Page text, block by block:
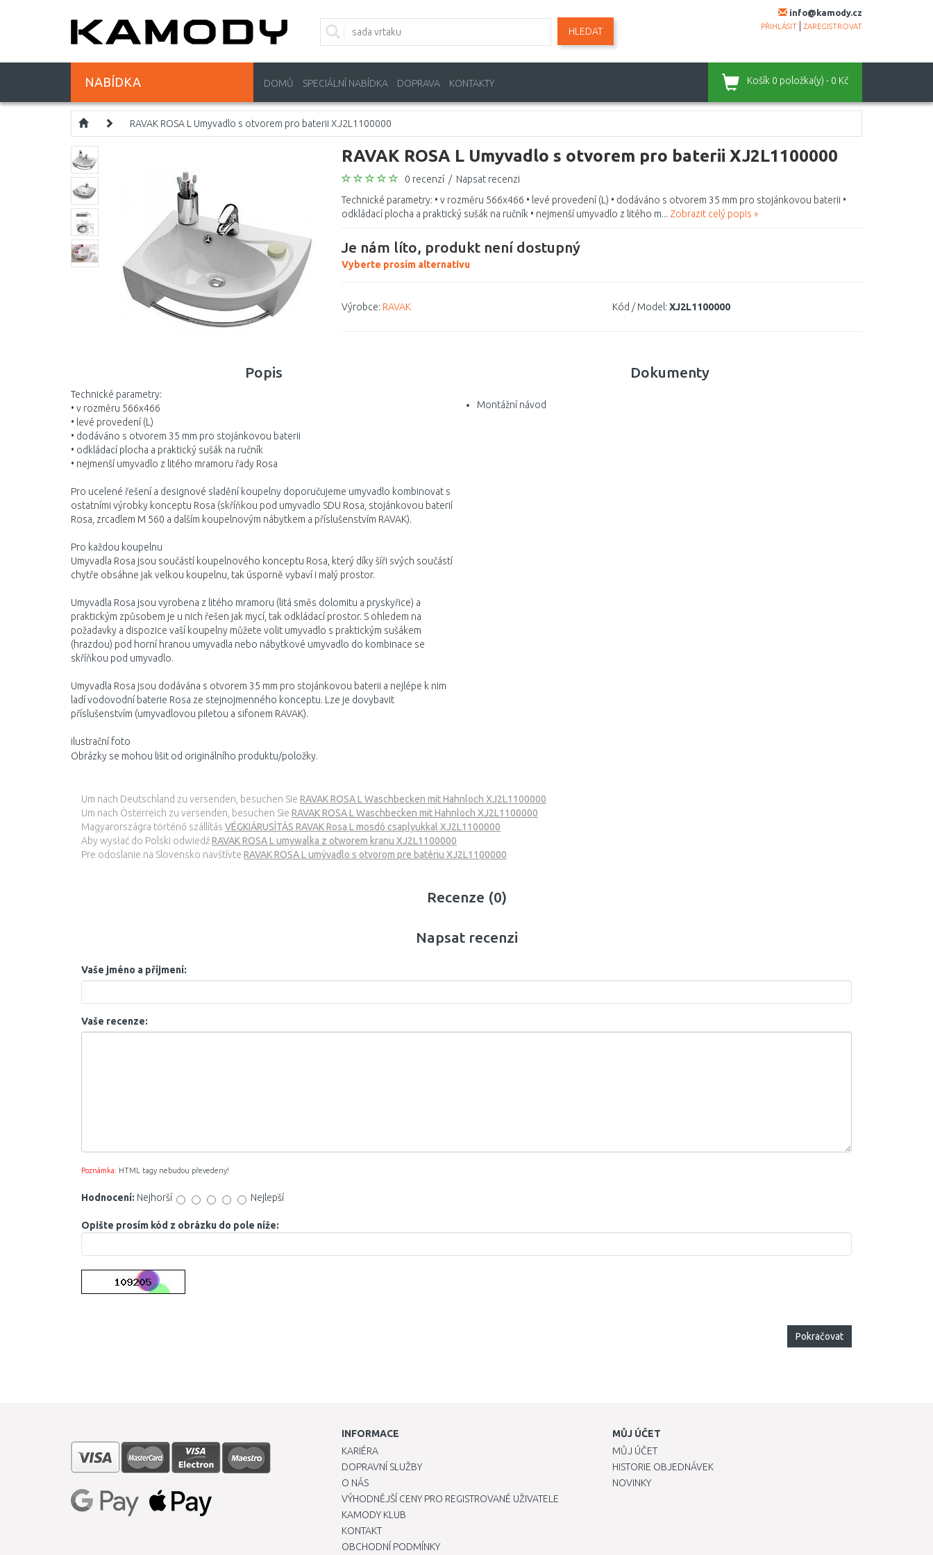
info@kamody.cz
PŘIHLÁSIT ZAREGISTROVAT
HLEDAT
NABÍDKA DOMŮ SPECIÁLNÍ NABÍDKA DOPRAVA KONTAKTY Košík 0 položka(y) - 0 Kč
RAVAK ROSA L Umyvadlo s otvorem pro baterii XJ2L1100000
RAVAK ROSA L Umyvadlo s otvorem pro baterii XJ2L1100000
0 recenzí / Napsat recenzi
Technické parametry: • v rozměru 566x466 • levé provedení (L) • dodáváno s otvorem 35 mm pro stojánkovou baterii •
odkládací plocha a praktický sušák na ručník • nejmenší umyvadlo z litého m... Zobrazit celý popis »
Je nám líto, produkt není dostupný
Vyberte prosím alternativu
Výrobce: RAVAK Kód / Model: XJ2L1100000
Popis
Technické parametry:
• v rozměru 566x466
• levé provedení (L)
• dodáváno s otvorem 35 mm pro stojánkovou baterii
• odkládací plocha a praktický sušák na ručník
• nejmenší umyvadlo z litého mramoru řady Rosa
Pro ucelené řešení a designové sladění koupelny doporučujeme umyvadlo kombinovat s
ostatními výrobky konceptu Rosa (skříňkou pod umyvadlo SDU Rosa, stojánkovou baterií
Rosa, zrcadlem M 560 a dalším koupelnovým nábytkem a příslušenstvím RAVAK).
Pro každou koupelnu
Umyvadla Rosa jsou součástí koupelnového konceptu Rosa, který díky šíři svých součástí
chytře obsáhne jak velkou koupelnu, tak úsporně vybaví i malý prostor.
Umyvadla Rosa jsou vyrobena z litého mramoru (litá směs dolomitu a pryskyřice) a
praktickým způsobem je u nich řešen jak mycí, tak odkládací prostor. S ohledem na
požadavky a dispozice vaší koupelny můžete volit umyvadlo s praktickým sušákem
(hrazdou) pod horní hranou umyvadla nebo nábytkové umyvadlo do kombinace se
skříňkou pod umyvadlo.
Umyvadla Rosa jsou dodávána s otvorem 35 mm pro stojánkovou baterii a nejlépe k nim
ladí vodovodní baterie Rosa ze stejnojmenného konceptu. Lze je dovybavit
příslušenstvím (umyvadlovou piletou a sifonem RAVAK).
ilustrační foto
Obrázky se mohou lišit od originálního produktu/položky.
Dokumenty
Montážní návod
Um nach Deutschland zu versenden, besuchen Sie RAVAK ROSA L Waschbecken mit Hahnloch XJ2L1100000
Um nach Österreich zu versenden, besuchen Sie RAVAK ROSA L Waschbecken mit Hahnloch XJ2L1100000
Magyarországra történő szállítás VÉGKIÁRUSÍTÁS RAVAK Rosa L mosdó csaplyukkal XJ2L1100000
Aby wysłać do Polski odwiedźRAVAK ROSA L umywalka z otworem kranu XJ2L1100000
Pre odoslanie na Slovensko navštívte RAVAK ROSA L umývadlo s otvorom pre batériu XJ2L1100000
Recenze (0)
Napsat recenzi
Vaše jméno a příjmení:
Vaše recenze:
Poznámka: HTML tagy nebudou převedeny!
Hodnocení: Nejhorší Nejlepší
Opište prosím kód z obrázku do pole níže:
Pokračovat
INFORMACE
KARIÉRA
DOPRAVNÍ SLUŽBY
O NÁS
VÝHODNĚJŠÍ CENY PRO REGISTROVANÉ UŽIVATELE
KAMODY KLUB
KONTAKT
OBCHODNÍ PODMÍNKY
MŮJ ÚČET
MŮJ ÚČET
HISTORIE OBJEDNÁVEK
NOVINKY